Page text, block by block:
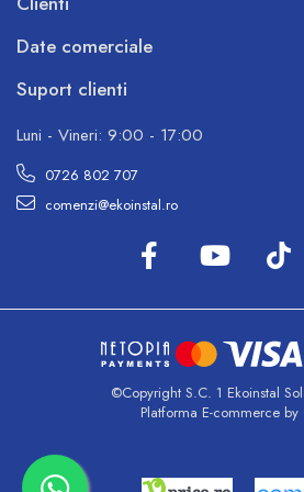
Date comerciale
Suport clienti
Luni - Vineri: 9:00 - 17:00
0726 802 707
comenzi@ekoinstal.ro
©Copyright S.C. 1 Ekoinstal
Platforma E-commerce